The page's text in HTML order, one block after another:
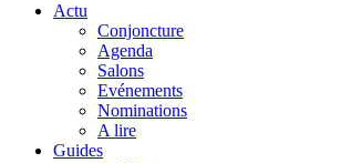
Actu
Conjoncture
Agenda
Salons
Evénements
Nominations
A lire
Guides